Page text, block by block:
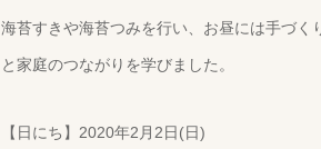
海苔すきや海苔つみを行い、お昼には手づ
と家庭のつながりを学びました。
【日にち】2020年2月2日(日)